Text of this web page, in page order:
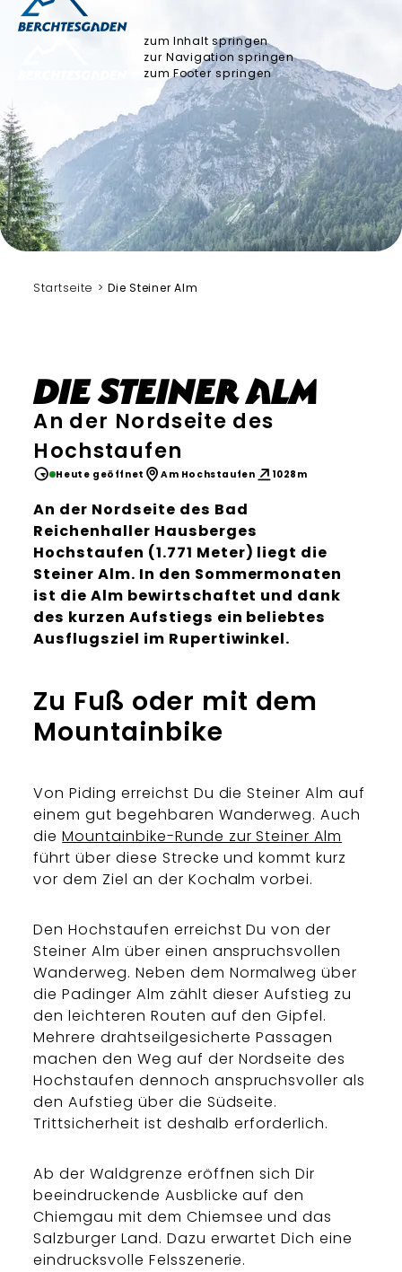
zum Inhalt springen
zur Navigation springen
zum Footer springen
Startseite Die Steiner Alm
Die Steiner Alm
An der Nordseite des
Hochstaufen
Heute geöffnet Am Hochstaufen 1028m
An der Nordseite des Bad
Reichenhaller Hausberges
Hochstaufen (1.771 Meter) liegt die
Steiner Alm. In den Sommermonaten
ist die Alm bewirtschaftet und dank
des kurzen Aufstiegs ein beliebtes
Ausflugsziel im Rupertiwinkel.
Zu Fuß oder mit dem
Mountainbike
Von Piding erreichst Du die Steiner Alm auf
einem gut begehbaren Wanderweg. Auch
dieMountainbike-Runde zur Steiner Alm
führt über diese Strecke und kommt kurz
vor dem Ziel an der Kochalm vorbei.
Den Hochstaufen erreichst Du von der
Steiner Alm über einen anspruchsvollen
Wanderweg. Neben dem Normalweg über
die Padinger Alm zählt dieser Aufstieg zu
den leichteren Routen auf den Gipfel.
Mehrere drahtseilgesicherte Passagen
machen den Weg auf der Nordseite des
Hochstaufen dennoch anspruchsvoller als
den Aufstieg über die Südseite.
Trittsicherheit ist deshalb erforderlich.
Ab der Waldgrenze eröffnen sich Dir
beeindruckende Ausblicke auf den
Chiemgau mit dem Chiemsee und das
Salzburger Land. Dazu erwartet Dich eine
eindrucksvolle Felsszenerie.